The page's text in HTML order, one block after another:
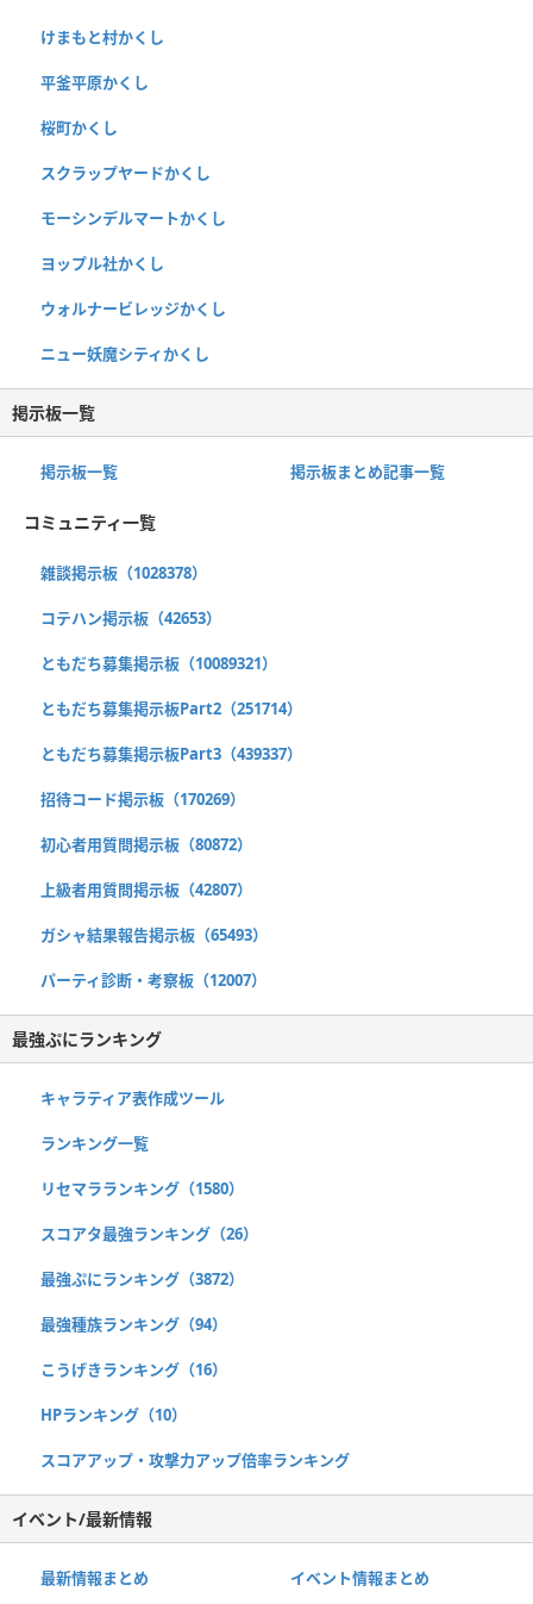
けまもと村かくし
平釜平原かくし
桜町かくし
スクラップヤードかくし
モーシンデルマートかくし
ヨップル社かくし
ウォルナービレッジかくし
ニュー妖魔シティかくし
掲示板一覧
掲示板一覧 掲示板まとめ記事一覧
コミュニティ一覧
雑談掲示板（1028378）
コテハン掲示板（42653）
ともだち募集掲示板（10089321）
ともだち募集掲示板Part2（251714）
ともだち募集掲示板Part3（439337）
招待コード掲示板（170269）
初心者用質問掲示板（80872）
上級者用質問掲示板（42807）
ガシャ結果報告掲示板（65493）
パーティ診断・考察板（12007）
最強ぷにランキング
キャラティア表作成ツール
ランキング一覧
リセマラランキング（1580）
スコアタ最強ランキング（26）
最強ぷにランキング（3872）
最強種族ランキング（94）
こうげきランキング（16）
HPランキング（10）
スコアアップ・攻撃力アップ倍率ランキング
イベント/最新情報
最新情報まとめ イベント情報まとめ